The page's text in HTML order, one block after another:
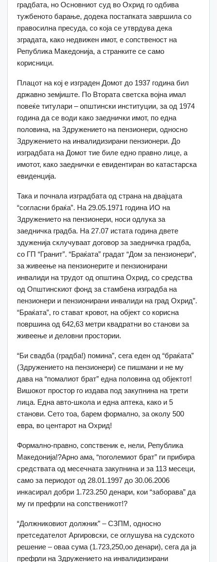
градбата, но Основниот суд во Охрид го одбива
тужбеното барање, додека постапката завршила со
правосилна пресуда, со која се утврдува дека
зградата, како недвижен имот, е сопственост на
Република Македонија, а странките се само
корисници.
Плацот на кој е изграден Домот до 1937 година бил
државно земјиште. По Втората светска војна имал
повеќе титулари – општински институции, за од 1974
година да се води како заеднички имот, по една
половина, на Здружението на пензионери, односно
Здружението на инвалидизирани пензионери. До
изградбата на Домот тие биле едно правно лице, а
имотот, како заеднички е евидентиран во катастарска
евиденција.
Така и почнала изградбата од страна на двајцата
“согласни браќа”. На 29.05.1971 година ИО на
Здружението на пензионери, носи одлука за
заедничка градба. На 27.07 истата година двете
здуженија склучуваат договор за заедничка градба,
со ГП “Гранит”. “Браќата” градат “Дом за пензионери“,
за живеење на пензионерите и пензионирани
инвалиди на трудот од општина Охрид, со средства
од Општинскиот фонд за стамбена изградба на
пензионери и пензионирани инвалиди на град Охрид”.
“Браќата”, го стават кровот, на објект со корисна
површина од 642,63 метри квадратни во станови за
живеење и деловни простории.
“Би свадба (градба!) помина”, сега еден од “браќата”
(Здружението на пензионери) се пишмани и не му
дава на “помалиот брат” една половина од објектот!
Вишокот простор го издава под закупнина на трети
лица. Една авто-школа и една аптека, како и 5
станови. Сето тоа, барем формално, за околу 500
евра, во центарот на Охрид!
Формално-правно, сопственик е, нели, Република
Македонија!?Арно ама, “поголемиот брат” ги прибира
средствата од месечната закупнина и за 113 месеци,
само за периодот од 28.01.1997 до 30.06.2006
инкасирал добри 1.723.250 денари, кои “заборава” да
му ги префрли на сопственикот!?
“Должниковиот должник” – СЗПМ, односно
претседателот Аргировски, се оглушува на судското
решение – оваа сума (1.723,250,оо денари), сега да ја
префрли на Здружението на инвалидизирани